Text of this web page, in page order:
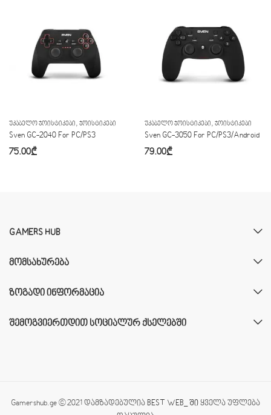
ᲣᲙᲐᲑᲔᲚᲝ ᲯᲝᲘᲡᲢᲘᲙᲔᲑᲘ, ᲯᲝᲘᲡᲢᲘᲙᲔᲑᲘ
Sven GC-2040 For PC/PS3
75.00₾
ᲣᲙᲐᲑᲔᲚᲝ ᲯᲝᲘᲡᲢᲘᲙᲔᲑᲘ, ᲯᲝᲘᲡᲢᲘᲙᲔᲑᲘ
Sven GC-3050 For PC/PS3/Android
79.00₾
GAMERS HUB
ᲛᲝᲛᲡᲐᲮᲣᲠᲔᲑᲐ
ᲖᲝᲒᲐᲓᲘ ᲘᲜᲤᲝᲠᲛᲐᲪᲘᲐ
ᲨᲔᲛᲝᲒᲕᲘᲔᲠᲗᲓᲘᲗ ᲡᲝᲪᲘᲐᲚᲣᲠ ᲥᲡᲔᲚᲔᲑᲨᲘ
Gamershub.ge © 2021 დამზადებულია BEST WEB_ ში ყველა უფლება